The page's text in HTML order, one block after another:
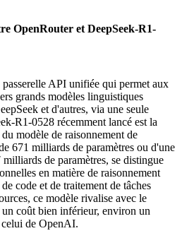
OpenRouter et DeepSeek-R1-
API unifiée qui permet aux
grands modèles linguistiques
et d'autres, via une seule
R1-0528 récemment lancé est la
modèle de raisonnement de
671 milliards de paramètres ou d'une
de paramètres, se distingue
en matière de raisonnement
code et de traitement de tâches
ce modèle rivalise avec le
coût bien inférieur, environ un
de OpenAI.